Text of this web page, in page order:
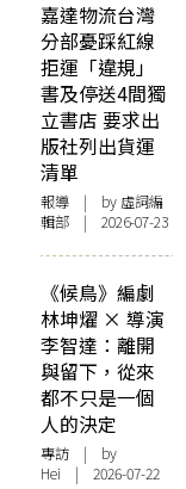
嘉達物流台灣
分部憂踩紅線
拒運「違規」
書及停送4間獨
立書店 要求出
版社列出貨運
清單
報導 | by 虛詞編
輯部 | 2026-07-23
《候鳥》編劇
林坤燿 × 導演
李智達：離開
與留下，從來
都不只是一個
人的決定
專訪 | by
Hei | 2026-07-22